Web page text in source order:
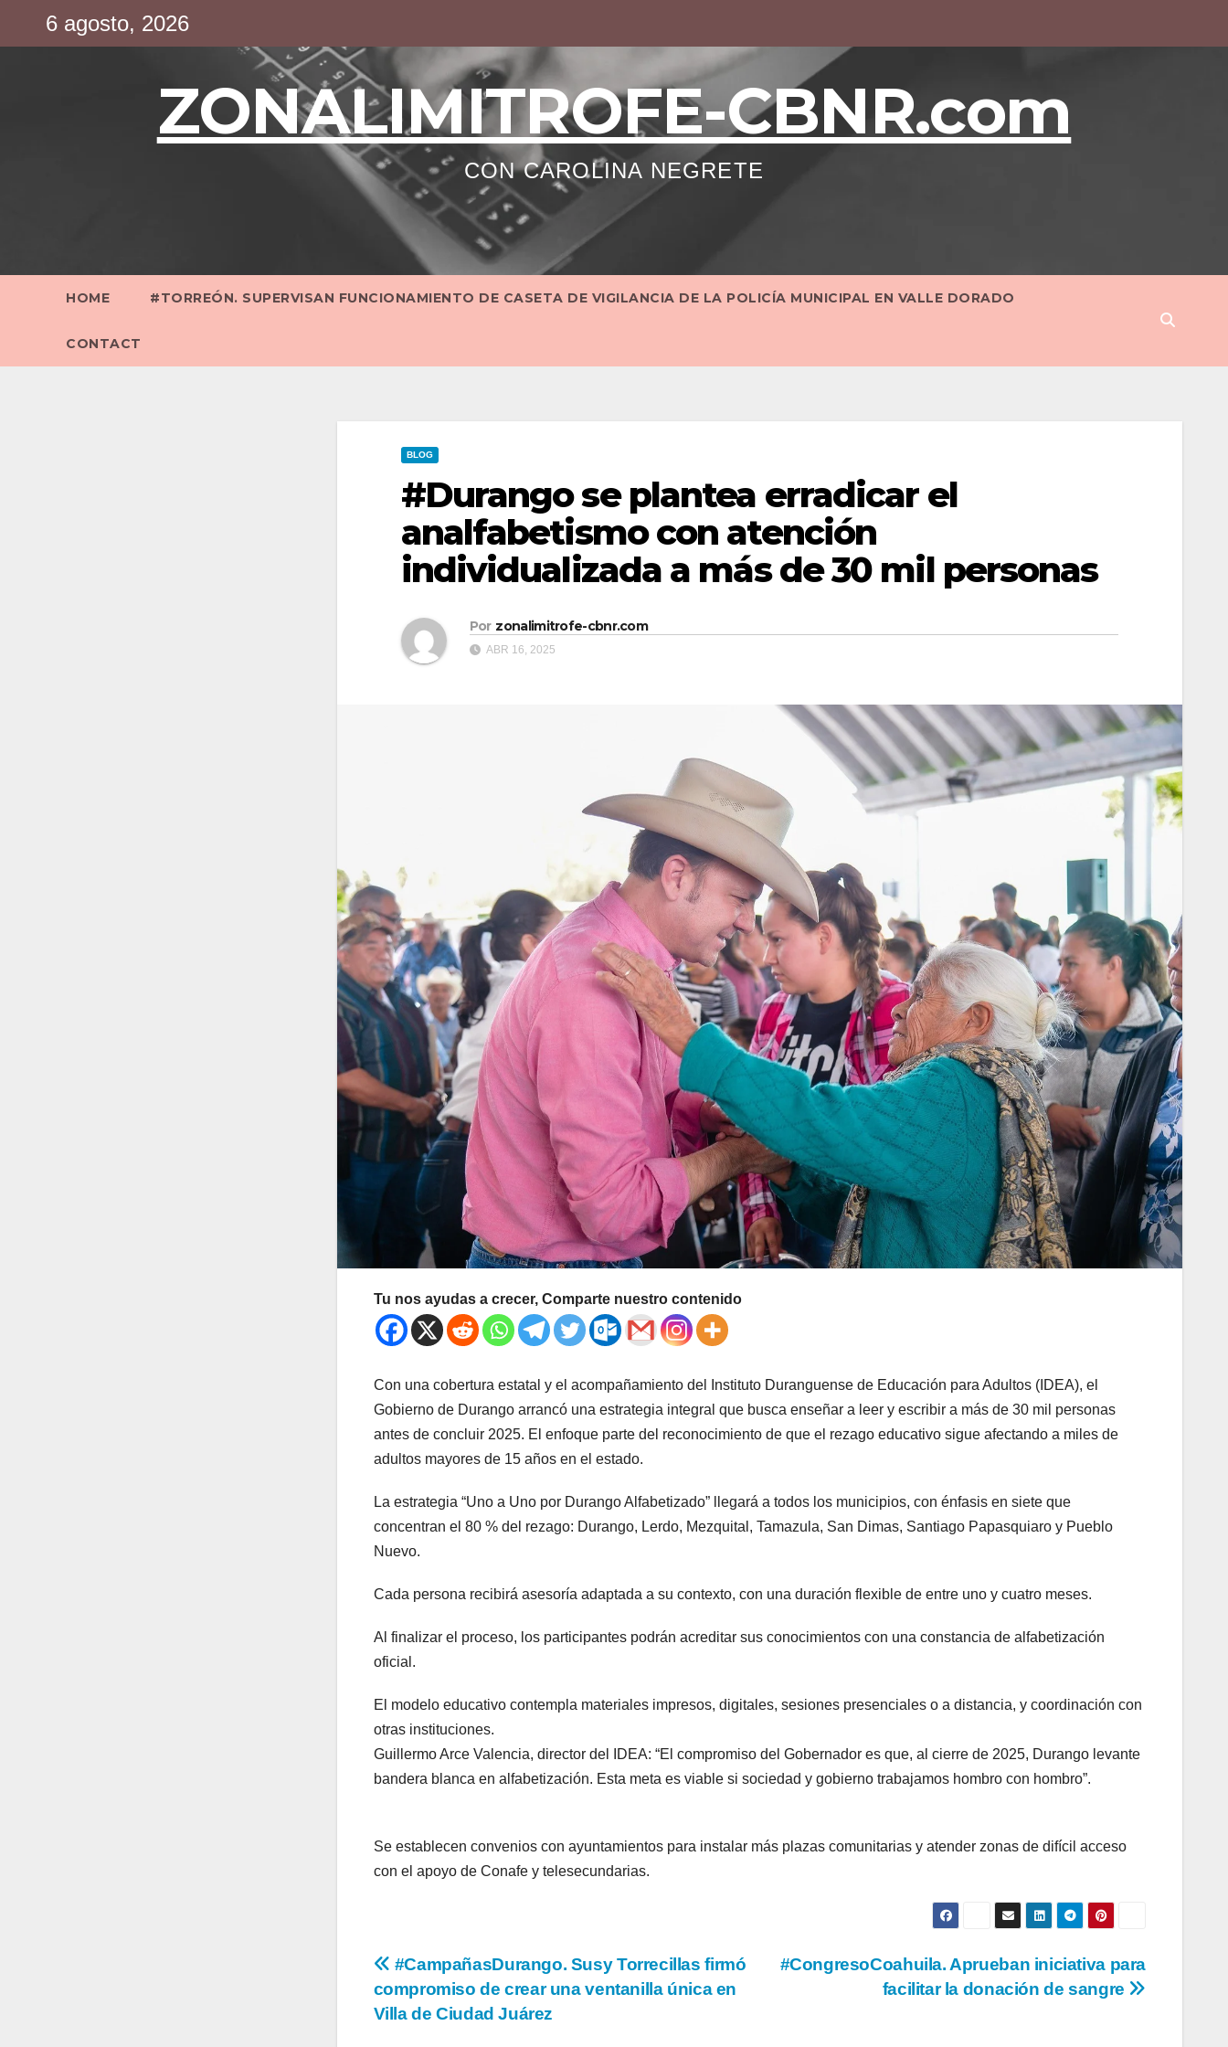
6 agosto, 2026
ZONALIMITROFE-CBNR.com
CON CAROLINA NEGRETE
HOME #TORREÓN. SUPERVISAN FUNCIONAMIENTO DE CASETA DE VIGILANCIA DE LA POLICÍA MUNICIPAL EN VALLE DORADO
CONTACT
BLOG
#Durango se plantea erradicar el
analfabetismo con atención
individualizada a más de 30 mil personas
Por zonalimitrofe-cbnr.com
ABR 16, 2025
Tu nos ayudas a crecer, Comparte nuestro contenido
Con una cobertura estatal y el acompañamiento del Instituto Duranguense de Educación para Adultos (IDEA), el
Gobierno de Durango arrancó una estrategia integral que busca enseñar a leer y escribir a más de 30 mil personas
antes de concluir 2025. El enfoque parte del reconocimiento de que el rezago educativo sigue afectando a miles de
adultos mayores de 15 años en el estado.
La estrategia “Uno a Uno por Durango Alfabetizado” llegará a todos los municipios, con énfasis en siete que
concentran el 80 % del rezago: Durango, Lerdo, Mezquital, Tamazula, San Dimas, Santiago Papasquiaro y Pueblo
Nuevo.
Cada persona recibirá asesoría adaptada a su contexto, con una duración flexible de entre uno y cuatro meses.
Al finalizar el proceso, los participantes podrán acreditar sus conocimientos con una constancia de alfabetización
oficial.
El modelo educativo contempla materiales impresos, digitales, sesiones presenciales o a distancia, y coordinación con
otras instituciones.
Guillermo Arce Valencia, director del IDEA: “El compromiso del Gobernador es que, al cierre de 2025, Durango levante
bandera blanca en alfabetización. Esta meta es viable si sociedad y gobierno trabajamos hombro con hombro”.
Se establecen convenios con ayuntamientos para instalar más plazas comunitarias y atender zonas de difícil acceso
con el apoyo de Conafe y telesecundarias.
Navegación
de
#CongresoCoahuila. Aprueban iniciativa para
facilitar la donación de sangre
#CampañasDurango. Susy Torrecillas firmó
compromiso de crear una ventanilla única en
Villa de Ciudad Juárez